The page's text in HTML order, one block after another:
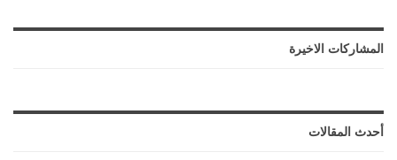
المشاركات الاخيرة
أحدث المقالات